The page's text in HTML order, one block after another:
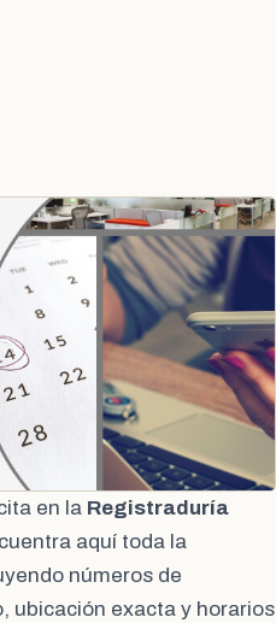
en la Registraduría
aquí toda la
números de
ubicación exacta y horarios